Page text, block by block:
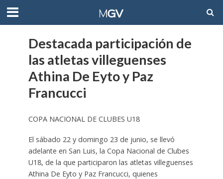
Destacada participación de
las atletas villeguenses
Athina De Eyto y Paz
Francucci
COPA NACIONAL DE CLUBES U18
El sábado 22 y domingo 23 de junio, se llevó
adelante en San Luis, la Copa Nacional de Clubes
U18, de la que participaron las atletas villeguenses
Athina De Eyto y Paz Francucci, quienes